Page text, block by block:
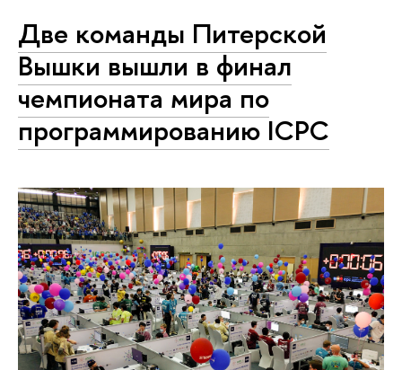
Две команды Питерской
Вышки вышли в финал
чемпионата мира по
программированию ICPC